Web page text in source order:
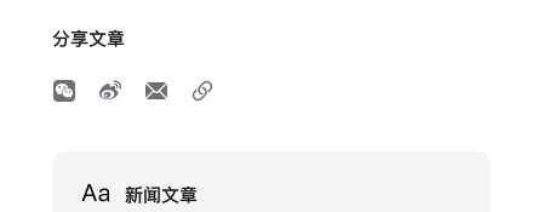
分享文章
新闻文章